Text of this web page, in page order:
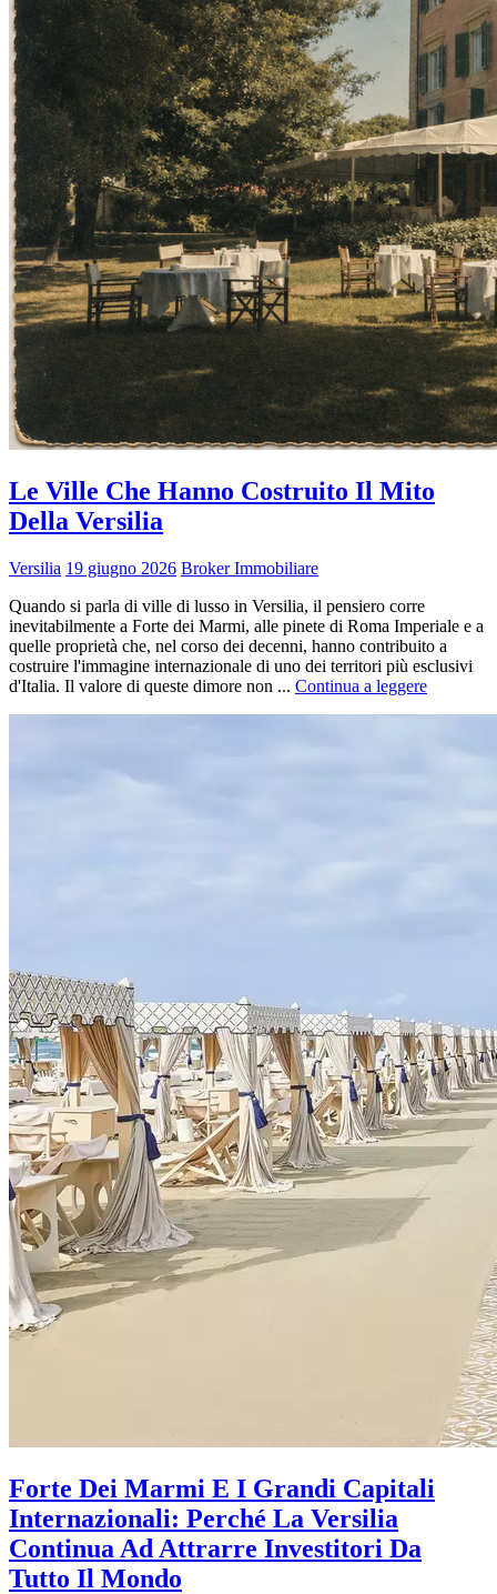
Le Ville Che Hanno Costruito Il Mito
Della Versilia
Versilia 19 giugno 2026 Broker Immobiliare
Quando si parla di ville di lusso in Versilia, il pensiero corre
inevitabilmente a Forte dei Marmi, alle pinete di Roma Imperiale e a
quelle proprietà che, nel corso dei decenni, hanno contribuito a
costruire l'immagine internazionale di uno dei territori più esclusivi
d'Italia. Il valore di queste dimore non ... Continua a leggere
Forte Dei Marmi E I Grandi Capitali
Internazionali: Perché La Versilia
Continua Ad Attrarre Investitori Da
Tutto Il Mondo